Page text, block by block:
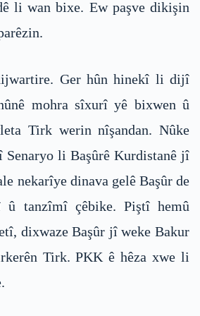
li wan bixe. Ew paşve dikişin
Ger hûn hinekî li dijî
mohra sîxurî yê bixwen û
Tirk werin nîşandan. Nûke
Senaryo li Başûrê Kurdistanê jî
nekarîye dinava gelê Başûr de
û tanzîmî çêbike. Piştî hemû
dixwaze Başûr jî weke Bakur
Tirk. PKK ê hêza xwe li